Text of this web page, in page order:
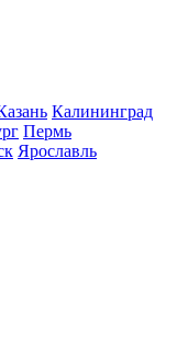
Калининград
Пермь
Ярославль